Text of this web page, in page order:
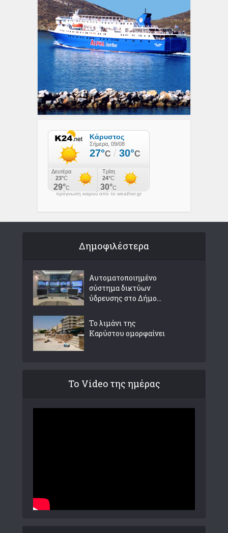
πρόγνωση καιρού από το weather.gr
Δημοφιλέστερα
Αυτοματοποιημένο
σύστημα δικτύων
ύδρευσης στο Δήμο...
Το λιμάνι της
Καρύστου ομορφαίνει
Το Video της ημέρας